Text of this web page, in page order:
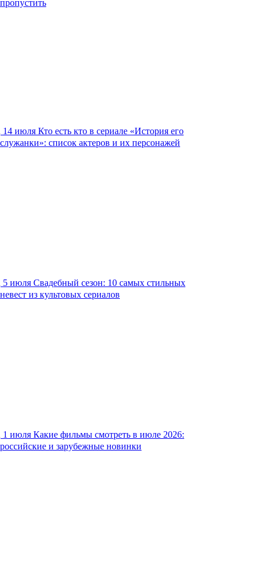
пропустить
14 июля Кто есть кто в сериале «История его
служанки»: список актеров и их персонажей
5 июля Свадебный сезон: 10 самых стильных
невест из культовых сериалов
1 июля Какие фильмы смотреть в июле 2026:
российские и зарубежные новинки